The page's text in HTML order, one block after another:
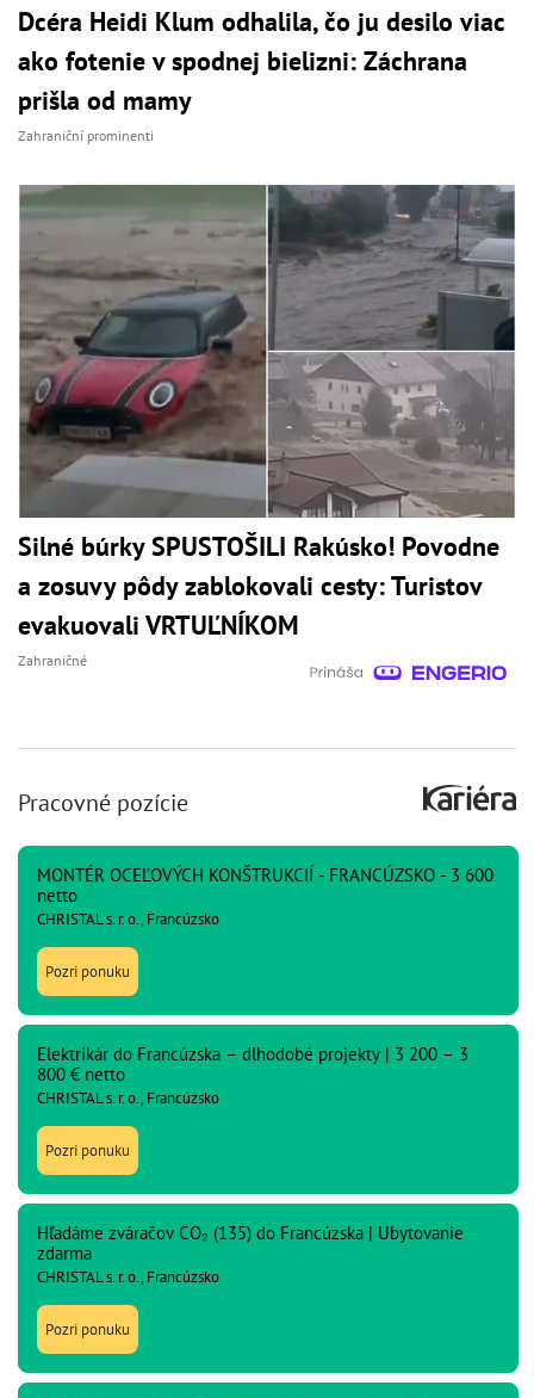
Dcéra Heidi Klum odhalila, čo ju desilo viac
ako fotenie v spodnej bielizni: Záchrana
prišla od mamy
Zahraniční prominenti
Silné búrky SPUSTOŠILI Rakúsko! Povodne
a zosuvy pôdy zablokovali cesty: Turistov
evakuovali VRTUĽNÍKOM
Zahraničné
Pracovné pozície
MONTÉR OCEĽOVÝCH KONŠTRUKCIÍ - FRANCÚZSKO - 3 600
netto
CHRISTAL s. r. o., Francúzsko
Pozri ponuku
Elektrikár do Francúzska – dlhodobé projekty | 3 200 – 3
800 € netto
CHRISTAL s. r. o., Francúzsko
Pozri ponuku
Hľadáme zváračov CO₂ (135) do Francúzska | Ubytovanie
zdarma
CHRISTAL s. r. o., Francúzsko
Pozri ponuku